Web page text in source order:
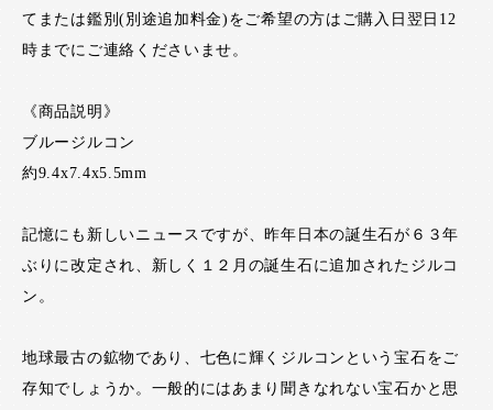
てまたは鑑別(別途追加料金)をご希望の方はご購入日翌日12
時までにご連絡くださいませ。
《商品説明》
ブルージルコン
約9.4x7.4x5.5mm
記憶にも新しいニュースですが、昨年日本の誕生石が６３年
ぶりに改定され、新しく１２月の誕生石に追加されたジルコ
ン。
地球最古の鉱物であり、七色に輝くジルコンという宝石をご
存知でしょうか。一般的にはあまり聞きなれない宝石かと思